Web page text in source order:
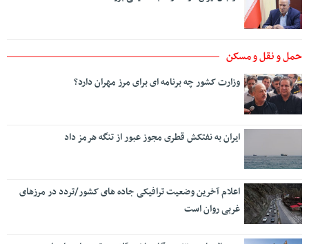
حمل و نقل و مسکن
وزارت کشور چه برنامه ای برای مرز مهران دارد؟
ایران به نفتکش قطری مجوز عبور از تنگه هرمز داد
اعلام آخرین وضعیت ترافیکی جاده های کشور/تردد در مرزهای
غربی روان است